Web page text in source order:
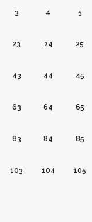
3 4 5
23 24 25
43 44 45
63 64 65
83 84 85
103 104 105